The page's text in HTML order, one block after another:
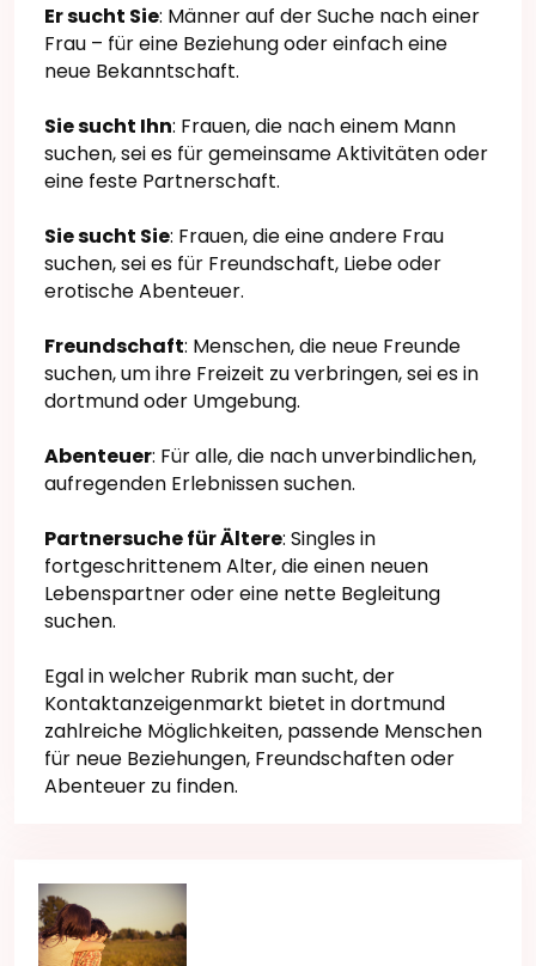
Er sucht Sie: Männer auf der Suche nach einer
Frau – für eine Beziehung oder einfach eine
neue Bekanntschaft.
Sie sucht Ihn: Frauen, die nach einem Mann
suchen, sei es für gemeinsame Aktivitäten oder
eine feste Partnerschaft.
Sie sucht Sie: Frauen, die eine andere Frau
suchen, sei es für Freundschaft, Liebe oder
erotische Abenteuer.
Freundschaft: Menschen, die neue Freunde
suchen, um ihre Freizeit zu verbringen, sei es in
dortmund oder Umgebung.
Abenteuer: Für alle, die nach unverbindlichen,
aufregenden Erlebnissen suchen.
Partnersuche für Ältere: Singles in
fortgeschrittenem Alter, die einen neuen
Lebenspartner oder eine nette Begleitung
suchen.
Egal in welcher Rubrik man sucht, der
Kontaktanzeigenmarkt bietet in dortmund
zahlreiche Möglichkeiten, passende Menschen
für neue Beziehungen, Freundschaften oder
Abenteuer zu finden.